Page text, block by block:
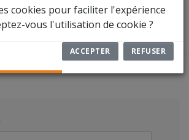
coût d'un arbitre
Calculer le coût d'un arbitre
du match
cookies pour faciliter l'expérience
vous l'utilisation de cookie ?
ACCEPTER REFUSER
FÉDÉRATION
COMPÉTITIONS
DOCUMENTS
ENCODER UN RÉSULTAT